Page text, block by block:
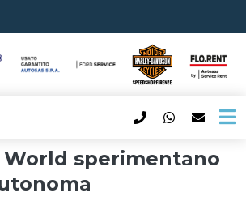
World sperimentano